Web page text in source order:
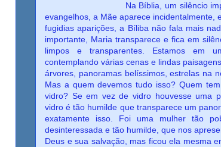
Na Bíblia, um silêncio
evangelhos, a Mãe aparece incidentalmente,
fugidias aparições, a Bíliba não fala mais
importante, Maria transparece e fica em
limpos e transparentes. Estamos em
contemplando várias cenas e lindas
árvores, panoramas belíssimos, estrelas na
Mas a quem devemos tudo isso? Quem
vidro? Se em vez de vidro houvesse uma
vidro é tão humilde que transparece um
exatamente isso. Foi uma mulher tão
desinteressada e tão humilde, que nos
Deus e sua salvação, mas ficou ela mesma